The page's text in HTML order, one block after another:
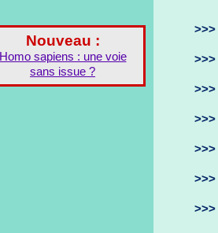
Nouveau :
Homo sapiens : une voie
sans issue ?
>>>
>>>
>>>
>>>
>>>
>>>
>>>